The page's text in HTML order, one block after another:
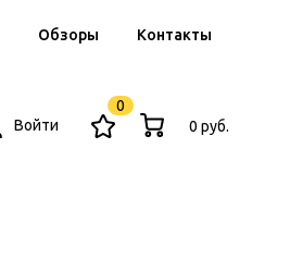
Обзоры Контакты
Войти
0
0 руб.